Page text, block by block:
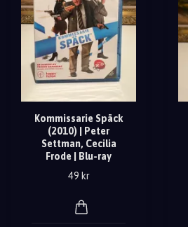
Kommissarie Späck
(2010) | Peter
Settman, Cecilia
Frode | Blu-ray
49 kr